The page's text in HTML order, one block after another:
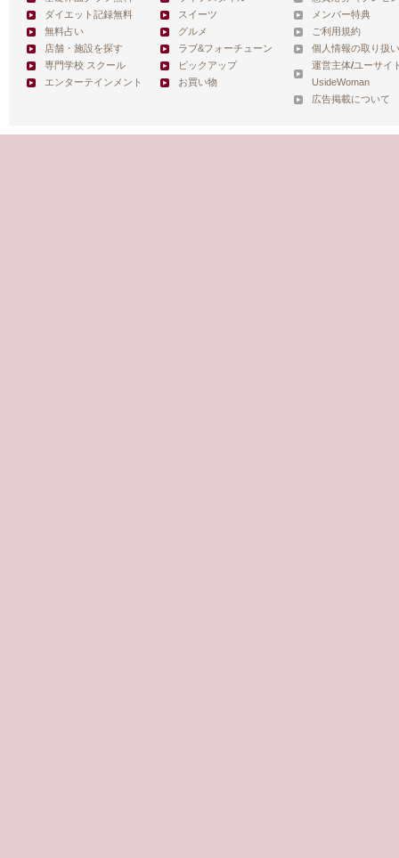
ダイエット記録無料
無料占い
店舗・施設を探す
専門学校 スクール
エンターテインメント
スイーツ
グルメ
ラブ&フォーチューン
ピックアップ
お買い物
メンバー特典
ご利用規約
個人情報の取り扱
運営主体/ユーサイ
UsideWoman
広告掲載について